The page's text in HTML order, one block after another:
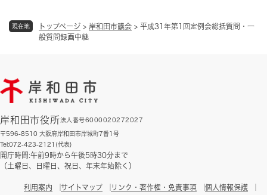
現在地 トップページ > 岸和田市議会 > 平成31年第1回定例会総括質問・一
般質問録画中継
岸和田市役所法人番号6000020272027
〒596-8510 大阪府岸和田市岸城町7番1号
Tel:072-423-2121(代表)
開庁時間:午前9時から午後5時30分まで
（土曜日、日曜日、祝日、年末年始除く）
利用案内 サイトマップ リンク・著作権・免責事項
個人情報保護